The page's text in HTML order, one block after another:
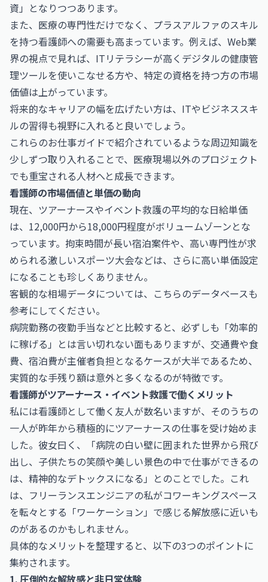
資」となりつつあります。
また、医療の専門性だけでなく、プラスアルファのスキル
を持つ看護師への需要も高まっています。例えば、Web業
界の視点で見れば、ITリテラシーが高くデジタルの健康管
理ツールを使いこなせる方や、特定の資格を持つ方の市場
価値は上がっています。
将来的なキャリアの幅を広げたい方は、ITやビジネススキ
ルの習得も視野に入れると良いでしょう。
これらのお仕事ガイドで紹介されているような周辺知識を
少しずつ取り入れることで、医療現場以外のプロジェクト
でも重宝される人材へと成長できます。
看護師の市場価値と単価の動向
現在、ツアーナースやイベント救護の平均的な日給単価
は、12,000円から18,000円程度がボリュームゾーンとな
っています。拘束時間が長い宿泊案件や、高い専門性が求
められる激しいスポーツ大会などは、さらに高い単価設定
になることも珍しくありません。
客観的な相場データについては、こちらのデータベースも
参考にしてください。
病院勤務の夜勤手当などと比較すると、必ずしも「効率的
に稼げる」とは言い切れない面もありますが、交通費や食
費、宿泊費が主催者負担となるケースが大半であるため、
実質的な手残り額は意外と多くなるのが特徴です。
看護師がツアーナース・イベント救護で働くメリット
私には看護師として働く友人が数名いますが、そのうちの
一人が昨年から積極的にツアーナースの仕事を受け始めま
した。彼女曰く、「病院の白い壁に囲まれた世界から飛び
出し、子供たちの笑顔や美しい景色の中で仕事ができるの
は、精神的なデトックスになる」とのことでした。これ
は、フリーランスエンジニアの私がコワーキングスペース
を転々とする「ワーケーション」で感じる解放感に近いも
のがあるのかもしれません。
具体的なメリットを整理すると、以下の3つのポイントに
集約されます。
1. 圧倒的な解放感と非日常体験